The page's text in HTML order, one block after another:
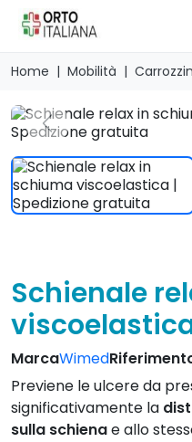
Home Mobilità
Previous
search